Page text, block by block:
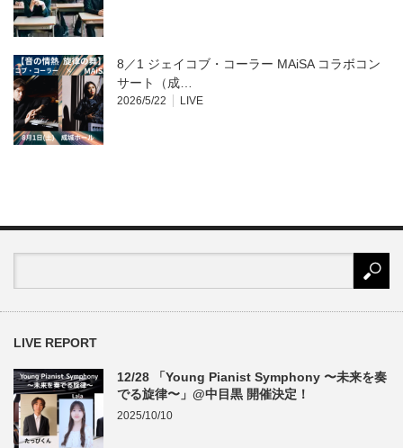
8／1 ジェイコブ・コーラー MAiSA コラボコン
サート（成…
2026/5/22 LIVE
LIVE REPORT
12/28 「Young Pianist Symphony 〜未来を奏
でる旋律〜」@中目黒 開催決定！
2025/10/10